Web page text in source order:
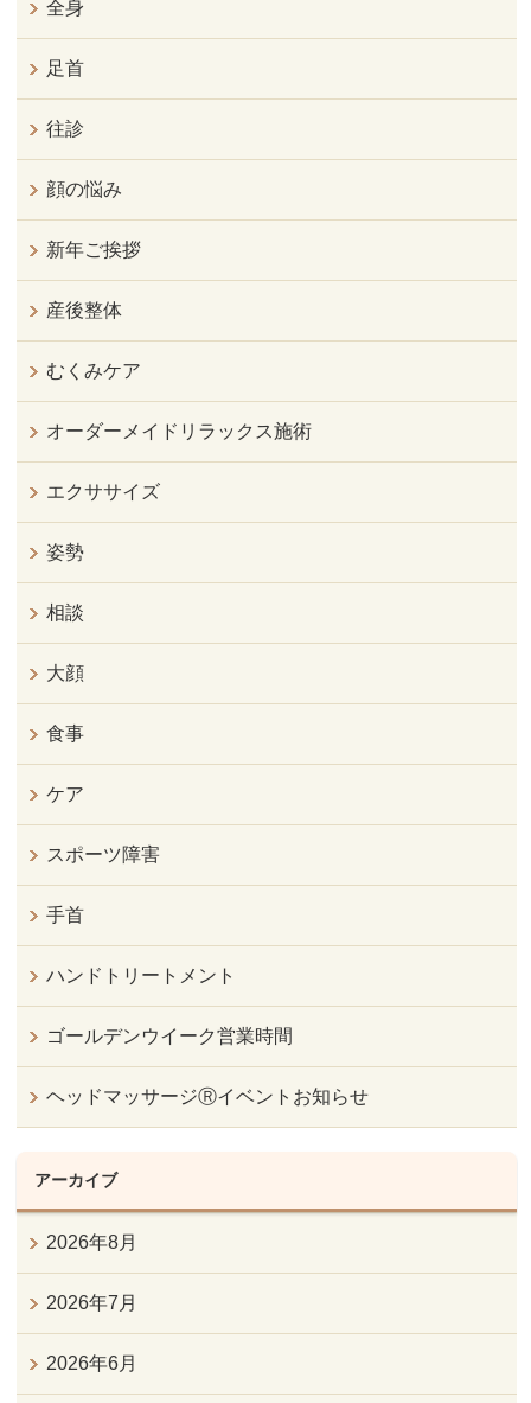
全身
足首
往診
顔の悩み
新年ご挨拶
産後整体
むくみケア
オーダーメイドリラックス施術
エクササイズ
姿勢
相談
大顔
食事
ケア
スポーツ障害
手首
ハンドトリートメント
ゴールデンウイーク営業時間
ヘッドマッサージⓇイベントお知らせ
アーカイブ
2026年8月
2026年7月
2026年6月